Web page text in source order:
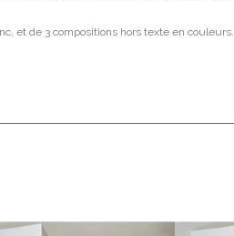
et de 3 compositions hors texte en couleurs.